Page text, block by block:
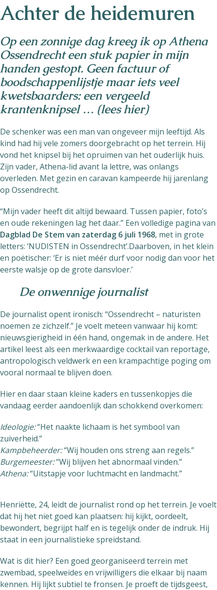
Achter de heidemuren
Op een zonnige dag kreeg ik op Athena
Ossendrecht een stuk papier in mijn
handen gestopt. Geen factuur of
boodschappenlijstje maar iets veel
kwetsbaarders: een vergeeld
krantenknipsel … (lees hier)
De schenker was een man van ongeveer mijn leeftijd. Als
kind had hij vele zomers doorgebracht op het terrein. Hij
vond het knipsel bij het opruimen van het ouderlijk huis.
Zijn vader, Athena-lid avant la lettre, was onlangs
overleden. Met gezin en caravan kampeerde hij jarenlang
op Ossendrecht.
“Mijn vader heeft dit altijd bewaard. Tussen papier, foto’s
en oude rekeningen lag het daar.” Een volledige pagina van
Dagblad De Stem van zaterdag 6 juli 1968, met in grote
letters: ‘NUDISTEN in Ossendrecht’.Daarboven, in het klein
en poëtischer: ‘Er is niet méér durf voor nodig dan voor het
eerste walsje op de grote dansvloer.’
De onwennige journalist
De journalist opent ironisch: “Ossendrecht – naturisten
noemen ze zichzelf.” Je voelt meteen vanwaar hij komt:
nieuwsgierigheid in één hand, ongemak in de andere. Het
artikel leest als een merkwaardige cocktail van reportage,
antropologisch veldwerk en een krampachtige poging om
vooral normaal te blijven doen.
Hier en daar staan kleine kaders en tussenkopjes die
vandaag eerder aandoenlijk dan schokkend overkomen:
Ideologie:“Het naakte lichaam is het symbool van
zuiverheid.”
Kampbeheerder:“Wij houden ons streng aan regels.”
Burgemeester:“Wij blijven het abnormaal vinden.”
Athena:“Uitstapje voor luchtmacht en landmacht.”
Henriëtte, 24, leidt de journalist rond op het terrein. Je voelt
dat hij het niet goed kan plaatsen: hij kijkt, oordeelt,
bewondert, begrijpt half en is tegelijk onder de indruk. Hij
staat in een journalistieke spreidstand.
Wat is dit hier? Een goed georganiseerd terrein met
zwembad, speelweides en vrijwilligers die elkaar bij naam
kennen. Hij lijkt subtiel te fronsen. Je proeft de tijdsgeest,